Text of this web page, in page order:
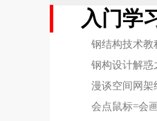
入门学
钢结构技术教
钢构设计解惑
漫谈空间网架
会点鼠标=会